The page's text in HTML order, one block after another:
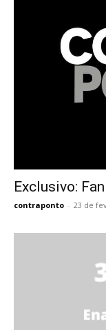
Exclusivo:
contraponto - 23 de